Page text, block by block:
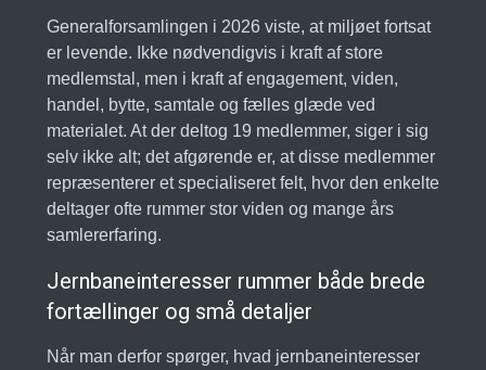
Generalforsamlingen i 2026 viste, at miljøet fortsat
er levende. Ikke nødvendigvis i kraft af store
medlemstal, men i kraft af engagement, viden,
handel, bytte, samtale og fælles glæde ved
materialet. At der deltog 19 medlemmer, siger i sig
selv ikke alt; det afgørende er, at disse medlemmer
repræsenterer et specialiseret felt, hvor den enkelte
deltager ofte rummer stor viden og mange års
samlererfaring.
Jernbaneinteresser rummer både brede
fortællinger og små detaljer
Når man derfor spørger, hvad jernbaneinteresser